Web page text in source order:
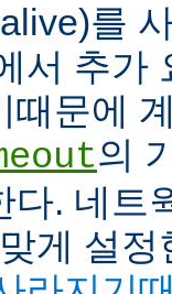
를
서 추가
때문에
의
다. 네트
게 설